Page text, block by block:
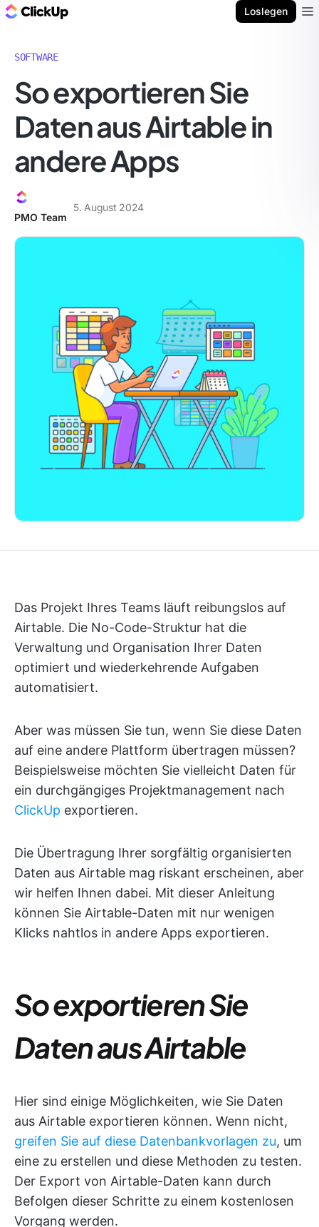
Loslegen
SOFTWARE
So exportieren Sie
Daten aus Airtable in
andere Apps
PMO Team
5. August 2024
Das Projekt Ihres Teams läuft reibungslos auf
Airtable. Die No-Code-Struktur hat die
Verwaltung und Organisation Ihrer Daten
optimiert und wiederkehrende Aufgaben
automatisiert.
Aber was müssen Sie tun, wenn Sie diese Daten
auf eine andere Plattform übertragen müssen?
Beispielsweise möchten Sie vielleicht Daten für
ein durchgängiges Projektmanagement nach
ClickUp exportieren.
Die Übertragung Ihrer sorgfältig organisierten
Daten aus Airtable mag riskant erscheinen, aber
wir helfen Ihnen dabei. Mit dieser Anleitung
können Sie Airtable-Daten mit nur wenigen
Klicks nahtlos in andere Apps exportieren.
So exportieren Sie
Daten aus Airtable
Hier sind einige Möglichkeiten, wie Sie Daten
aus Airtable exportieren können. Wenn nicht,
greifen Sie auf diese Datenbankvorlagen zu, um
eine zu erstellen und diese Methoden zu testen.
Der Export von Airtable-Daten kann durch
Befolgen dieser Schritte zu einem kostenlosen
Vorgang werden.